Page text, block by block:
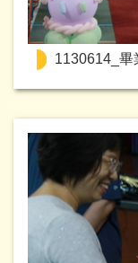
1130614_畢